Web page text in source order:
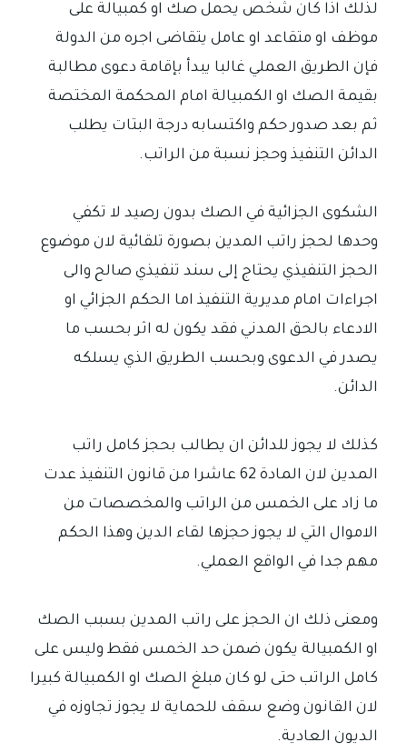
لذلك اذا كان شخص يحمل صك او كمبيالة على
موظف او متقاعد او عامل يتقاضى اجره من الدولة
فإن الطريق العملي غالبا يبدأ بإقامة دعوى مطالبة
بقيمة الصك او الكمبيالة امام المحكمة المختصة
ثم بعد صدور حكم واكتسابه درجة البتات يطلب
الدائن التنفيذ وحجز نسبة من الراتب.
الشكوى الجزائية في الصك بدون رصيد لا تكفي
وحدها لحجز راتب المدين بصورة تلقائية لان موضوع
الحجز التنفيذي يحتاج إلى سند تنفيذي صالح والى
اجراءات امام مديرية التنفيذ اما الحكم الجزائي او
الادعاء بالحق المدني فقد يكون له اثر بحسب ما
يصدر في الدعوى وبحسب الطريق الذي يسلكه
الدائن.
كذلك لا يجوز للدائن ان يطالب بحجز كامل راتب
المدين لان المادة 62 عاشرا من قانون التنفيذ عدت
ما زاد على الخمس من الراتب والمخصصات من
الاموال التي لا يجوز حجزها لقاء الدين وهذا الحكم
مهم جدا في الواقع العملي.
ومعنى ذلك ان الحجز على راتب المدين بسبب الصك
او الكمبيالة يكون ضمن حد الخمس فقط وليس على
كامل الراتب حتى لو كان مبلغ الصك او الكمبيالة كبيرا
لان القانون وضع سقف للحماية لا يجوز تجاوزه في
الديون العادية.